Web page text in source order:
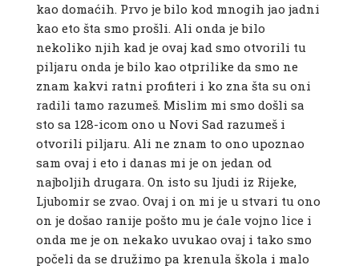
kao domaćih. Prvo je bilo kod mnogih jao jadni
kao eto šta smo prošli. Ali onda je bilo
nekoliko njih kad je ovaj kad smo otvorili tu
piljaru onda je bilo kao otprilike da smo ne
znam kakvi ratni profiteri i ko zna šta su oni
radili tamo razumeš. Mislim mi smo došli sa
sto sa 128-icom ono u Novi Sad razumeš i
otvorili piljaru. Ali ne znam to ono upoznao
sam ovaj i eto i danas mi je on jedan od
najboljih drugara. On isto su ljudi iz Rijeke,
Ljubomir se zvao. Ovaj i on mi je u stvari tu ono
on je došao ranije pošto mu je ćale vojno lice i
onda me je on nekako uvukao ovaj i tako smo
počeli da se družimo pa krenula škola i malo